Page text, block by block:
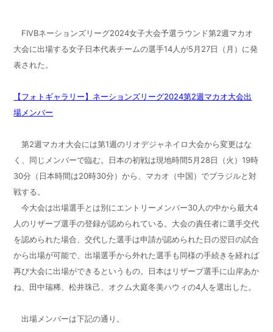
FIVBネーションズリーグ2024女子大会予選ラウンド第2週マカオ
大会に出場する女子日本代表チームの選手14人が5月27日（月）に発
表された。
【フォトギャラリー】ネーションズリーグ2024第2週マカオ大会出
場メンバー
第2週マカオ大会には第1週のリオデジャネイロ大会から変更はな
く、同じメンバーで臨む。日本の初戦は現地時間5月28日（火）19時
30分（日本時間は20時30分）から、マカオ（中国）でブラジルと対
戦する。
今大会は出場選手とは別にエントリーメンバー30人の中から最大4
人のリザーブ選手の登録が認められている。大会の責任者に選手交代
を認められた場合、交代した選手は申請が認められた日の翌日の試合
から出場が可能で、出場選手から外れた選手も同様の手続きを経れば
再び大会に出場ができるというもの。日本はリザーブ選手に山岸あか
ね、田中瑞稀、松井珠己、オクム大庭冬美ハウィの4人を選出した。
出場メンバーは下記の通り。